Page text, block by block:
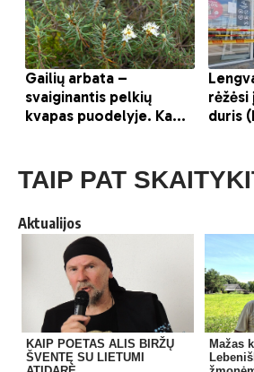
TAIP PAT
Aktualijos
KAIP POETAS ALIS BIRŽŲ
ŠVENTĘ SU LIETUMI
Mažas